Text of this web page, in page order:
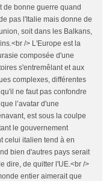
de bonne guerre quand
pas l'Italie mais donne de
soit dans les Balkans,
/> L'Europe est la
composée d'une
s'entremêlant et aux
complexes, différentes
ne faut pas confondre
l’avatar d'une
est sous la coulpe
le gouvernement
celui italien tend à en
bien d'autres pays serait
dire, de quitter l'UE.<br />
entier aimerait que